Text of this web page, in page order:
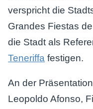
verspricht die
Grandes Fiestas
die Stadt als
Teneriffa festigen.
An der
Leopoldo Afonso,